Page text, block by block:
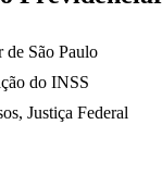
de São Paulo
do INSS
Justiça Federal